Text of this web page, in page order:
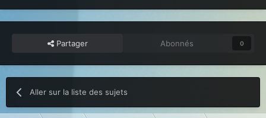
Partager Abonnés 0
Aller sur la liste des sujets